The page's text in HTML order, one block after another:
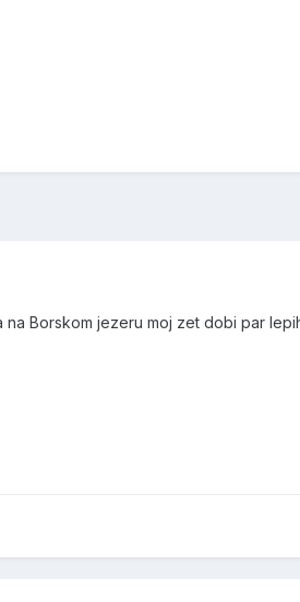
Borskom jezeru moj zet dobi par